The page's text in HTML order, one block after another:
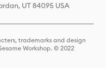
UT 84095 USA
trademarks and design
Workshop. © 2022